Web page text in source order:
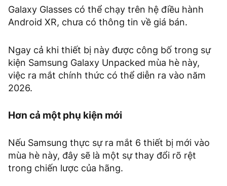
Galaxy Glasses có thể chạy trên hệ điều hành
Android XR, chưa có thông tin về giá bán.
Ngay cả khi thiết bị này được công bố trong sự
kiện Samsung Galaxy Unpacked mùa hè này,
việc ra mắt chính thức có thể diễn ra vào năm
2026.
Hơn cả một phụ kiện mới
Nếu Samsung thực sự ra mắt 6 thiết bị mới vào
mùa hè này, đây sẽ là một sự thay đổi rõ rệt
trong chiến lược của hãng.